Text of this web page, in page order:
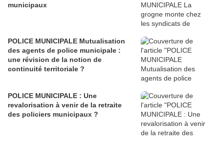
municipaux
POLICE MUNICIPALE Mutualisation
des agents de police municipale :
une révision de la notion de
continuité territoriale ?
POLICE MUNICIPALE : Une
revalorisation à venir de la retraite
des policiers municipaux ?